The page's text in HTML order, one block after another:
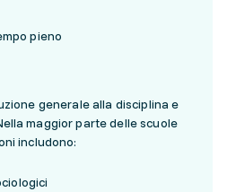
pieno
generale alla disciplina e
maggior parte delle scuole
includono: